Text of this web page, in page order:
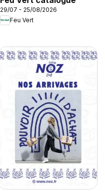
29/07 - 25/08/2026
Feu Vert